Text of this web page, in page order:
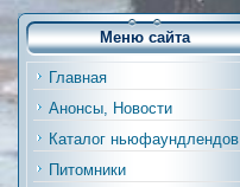
Меню сайта
Главная
Анонсы, Новости
Каталог ньюфаундлендов
Питомники